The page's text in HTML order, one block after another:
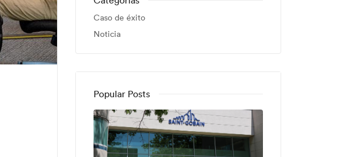
Caso de éxito
Noticia
Popular Posts